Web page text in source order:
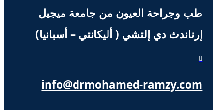

info@drmohamed-ramzy.com
طب وجراحة العيون من جامعة ميجيل
إرناندث دي إلتشي ( أليكانتي – أسبانيا)